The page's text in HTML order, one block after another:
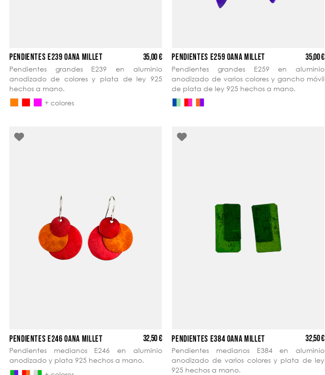
PENDIENTES E239 OANA MILLET 35,00 €
Pendientes grandes E239 en aluminio
anodizado de colores y plata de ley 925
hechos a mano.
+ colores
PENDIENTES E259 OANA MILLET 35,00 €
Pendientes grandes E259 en aluminio
anodizado de varios colores y gancho móvil
de plata de ley 925 hechos a mano.
PENDIENTES E246 OANA MILLET 32,50 €
Pendientes medianos E246 en aluminio
anodizado y plata 925 hechos a mano.
PENDIENTES E384 OANA MILLET 32,50 €
Pendientes medianos E384 en aluminio
anodizado de varios colores y plata de ley
925 hechos a mano.